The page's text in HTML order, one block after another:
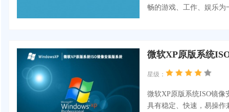
畅的游戏、工作、娱乐为
微软XP原版系统
星级：
微软XP原版系统ISO镜像
具有稳定、快速，易操作